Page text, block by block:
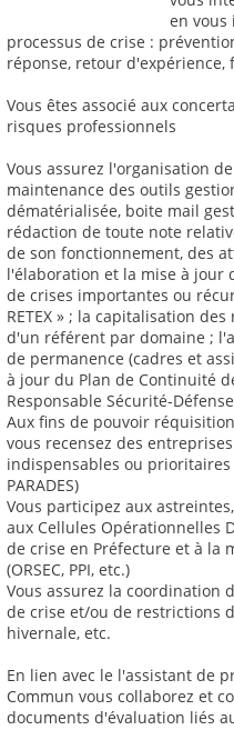
en
processus de crise :
réponse, retour d'expérience,
Vous êtes associé aux
risques professionnels
Vous assurez l'organisation
maintenance des outils
dématérialisée, boite mail
rédaction de toute note
de son fonctionnement, des
l'élaboration et la mise à jour
de crises importantes ou
RETEX » ; la capitalisation
d'un référent par domaine ;
de permanence (cadres et
à jour du Plan de Continuité
Responsable Sécurité-Défense
Aux fins de pouvoir
vous recensez des
indispensables ou
PARADES)
Vous participez aux
aux Cellules Opérationnelles
de crise en Préfecture et à la
(ORSEC, PPI, etc.)
Vous assurez la coordination
de crise et/ou de restrictions
hivernale, etc.
En lien avec le l'assistant de
Commun vous collaborez et
documents d'évaluation liés